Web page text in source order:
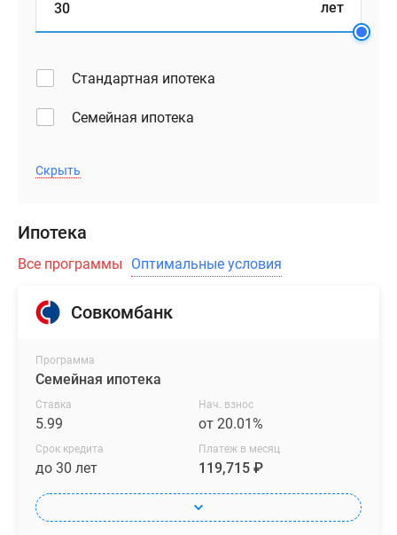
лет
Стандартная ипотека
Семейная ипотека
Скрыть
Ипотека
Все программы Оптимальные условия
Совкомбанк
Программа
Семейная ипотека
Ставка
5.99
Нач. взнос
от 20.01%
Срок кредита
до 30 лет
Платеж в месяц
119,715 ₽